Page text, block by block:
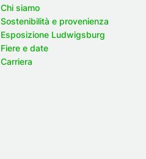
Chi siamo
Sostenibilità e provenienza
Esposizione Ludwigsburg
Fiere e date
Carriera